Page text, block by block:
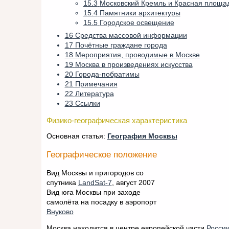
15.3 Московский Кремль и Красная
15.4 Памятники архитектуры
15.5 Городское освещение
16 Средства массовой информации
17 Почётные граждане города
18 Мероприятия, проводимые в Москве
19 Москва в произведениях искусства
20 Города-побратимы
21 Примечания
22 Литература
23 Ссылки
Физико-географическая характеристика
Основная статья: География Москвы
Географическое положение
Вид Москвы и пригородов со
спутника
LandSat-7 , август 2007
Вид юга Москвы при заходе
самолёта на посадку в аэропорт
Внуково